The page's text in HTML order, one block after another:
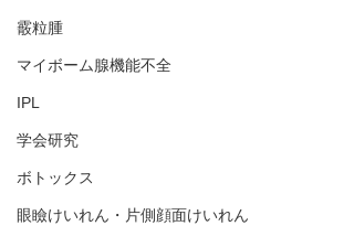
霰粒腫
マイボーム腺機能不全
IPL
学会研究
ボトックス
眼瞼けいれん・片側顔面けいれん